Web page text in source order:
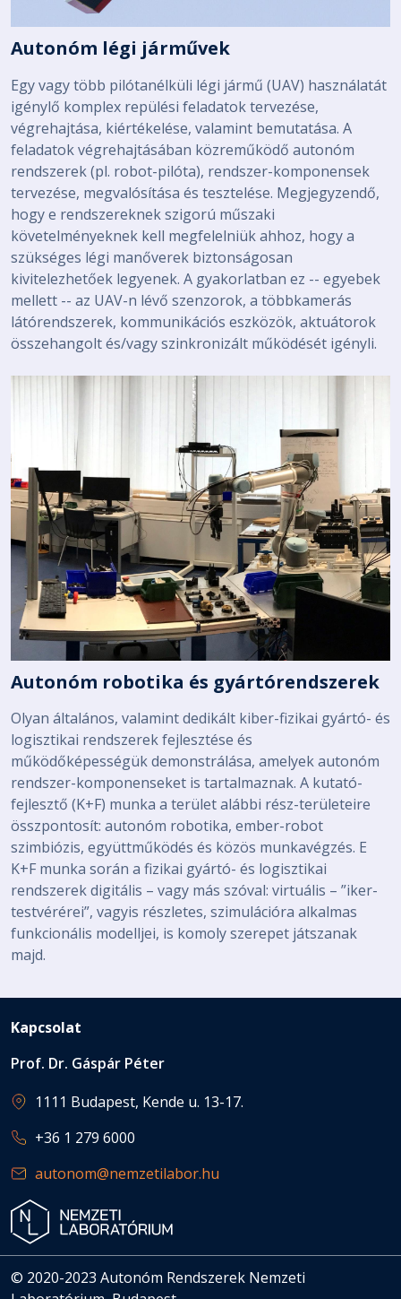
Autonóm légi járművek
Egy vagy több pilótanélküli légi jármű (UAV) használatát
igénylő komplex repülési feladatok tervezése,
végrehajtása, kiértékelése, valamint bemutatása. A
feladatok végrehajtásában közreműködő autonóm
rendszerek (pl. robot-pilóta), rendszer-komponensek
tervezése, megvalósítása és tesztelése. Megjegyzendő,
hogy e rendszereknek szigorú műszaki
követelményeknek kell megfelelniük ahhoz, hogy a
szükséges légi manőverek biztonságosan
kivitelezhetőek legyenek. A gyakorlatban ez -- egyebek
mellett -- az UAV-n lévő szenzorok, a többkamerás
látórendszerek, kommunikációs eszközök, aktuátorok
összehangolt és/vagy szinkronizált működését igényli.
Autonóm robotika és gyártórendszerek
Olyan általános, valamint dedikált kiber-fizikai gyártó- és
logisztikai rendszerek fejlesztése és
működőképességük demonstrálása, amelyek autonóm
rendszer-komponenseket is tartalmaznak. A kutató-
fejlesztő (K+F) munka a terület alábbi rész-területeire
összpontosít: autonóm robotika, ember-robot
szimbiózis, együttműködés és közös munkavégzés. E
K+F munka során a fizikai gyártó- és logisztikai
rendszerek digitális – vagy más szóval: virtuális – ”iker-
testvérérei”, vagyis részletes, szimulációra alkalmas
funkcionális modelljei, is komoly szerepet játszanak
majd.
Kapcsolat
Prof. Dr. Gáspár Péter
1111 Budapest, Kende u. 13-17.
+36 1 279 6000
autonom@nemzetilabor.hu
© 2020-2023 Autonóm Rendszerek Nemzeti